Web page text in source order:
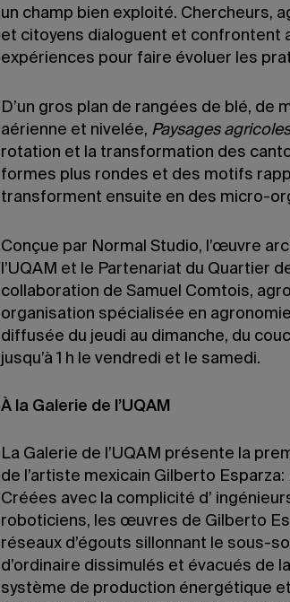
un champ bien exploité. Chercheurs,
et citoyens dialoguent et confrontent
expériences pour faire évoluer les
D’un gros plan de rangées de blé, de
aérienne et nivelée, Paysages
rotation et la transformation des
formes plus rondes et des motifs
transforment ensuite en des micro-
Conçue par Normal Studio, l’œuvre
l’UQAM et le Partenariat du Quartier
collaboration de Samuel Comtois,
organisation spécialisée en
diffusée du jeudi au dimanche, du
jusqu’à 1 h le vendredi et le samedi.
À la Galerie de l’UQAM
La Galerie de l’UQAM présente la
de l’artiste mexicain Gilberto Esparza:
Créées avec la complicité d’
roboticiens, les œuvres de Gilberto
réseaux d’égouts sillonnant le sous-
d’ordinaire dissimulés et évacués de
système de production énergétique